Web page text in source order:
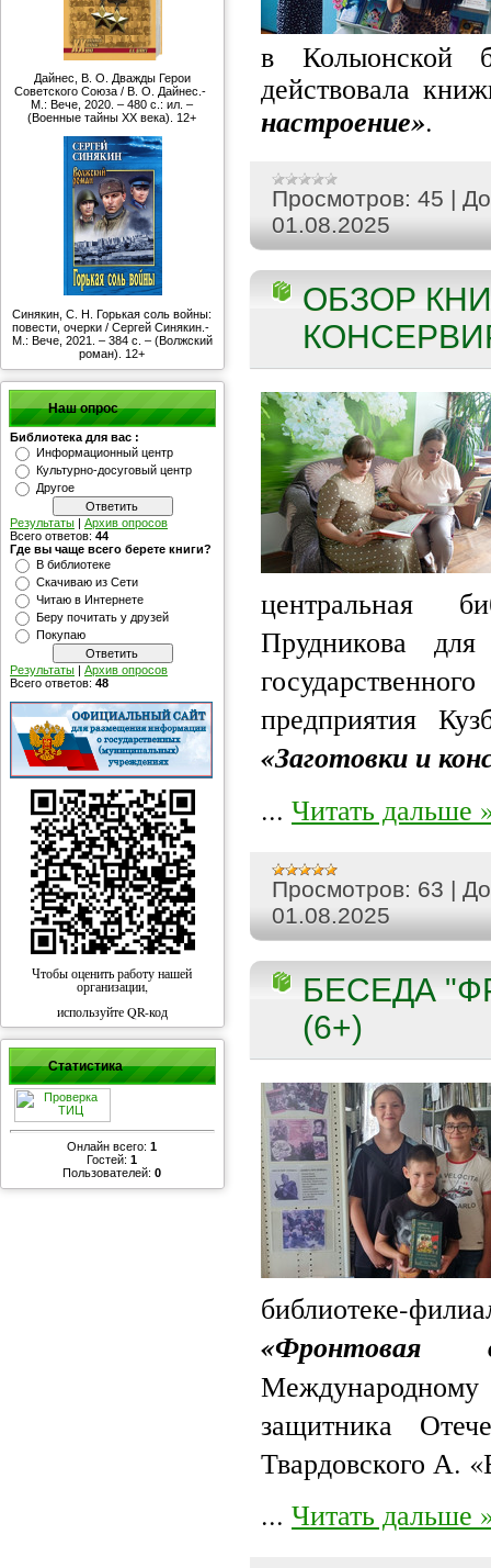
Дайнес, В. О. Дважды Герои
Советского Союза / В. О. Дайнес.-
М.: Вече, 2020. – 480 с.: ил. –
(Военные тайны ХХ века). 12+
Синякин, С. Н. Горькая соль войны:
повести, очерки / Сергей Синякин.-
М.: Вече, 2021. – 384 с. – (Волжский
роман). 12+
Наш опрос
Библиотека для вас :
Информационный центр
Культурно-досуговый центр
Другое
Результаты | Архив опросов
Всего ответов: 44
Где вы чаще всего берете книги?
В библиотеке
Скачиваю из Сети
Читаю в Интернете
Беру почитать у друзей
Покупаю
Результаты | Архив опросов
Всего ответов: 48
Чтобы оценить работу нашей
организации,
используйте QR-код
Статистика
Онлайн всего:1
Гостей:1
Пользователей:0
в Колыонской
действовала
настроение»
Просмотров: 45 |
01.08.2025
ОБЗОР
Прудникова
предприятия
«Заготовки и
... Читать дальше
Просмотров: 63 |
01.08.2025
БЕСЕДА
(6+)
библиотеке-
«Фронтовая
защитника
Твардовского А.
... Читать дальше